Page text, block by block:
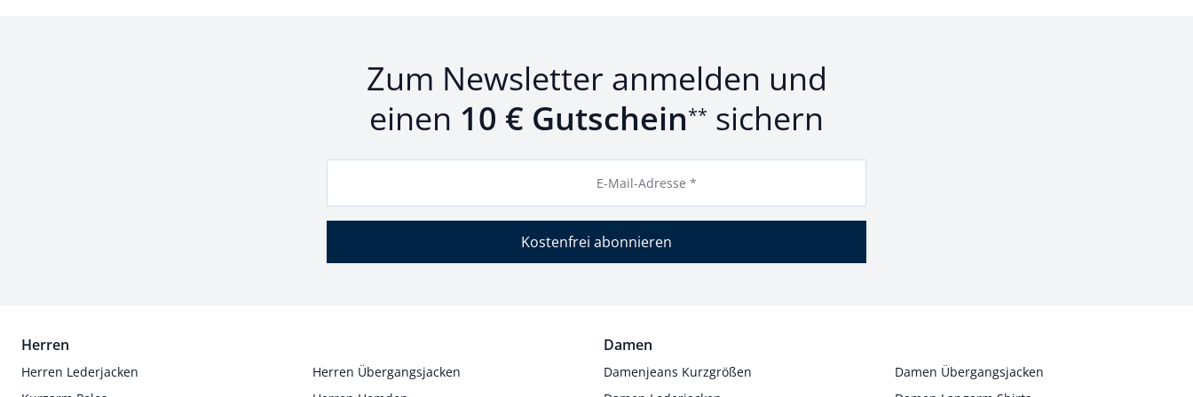
Zum Newsletter anmelden und
einen 10 € Gutschein** sichern
E-Mail-Adresse *
Kostenfrei abonnieren
Herren
Herren Lederjacken
Herren Übergangsjacken
Damen
Damenjeans Kurzgrößen
Damen Übergangsjacken